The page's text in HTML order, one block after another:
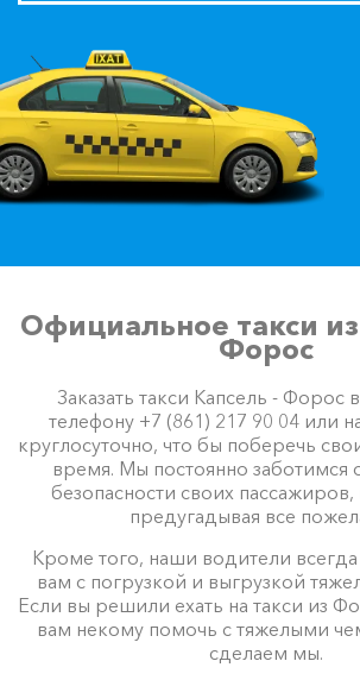
Официальное такси
Форос
Заказать такси Капсель - Форос
телефону +7 (861) 217 90 04 или
круглосуточно, что бы поберечь
время. Мы постоянно заботимся
безопасности своих
предугадывая все
Кроме того, наши водители
вам с погрузкой и выгрузкой
Если вы решили ехать на такси из
вам некому помочь с тяжелыми
сделаем мы.